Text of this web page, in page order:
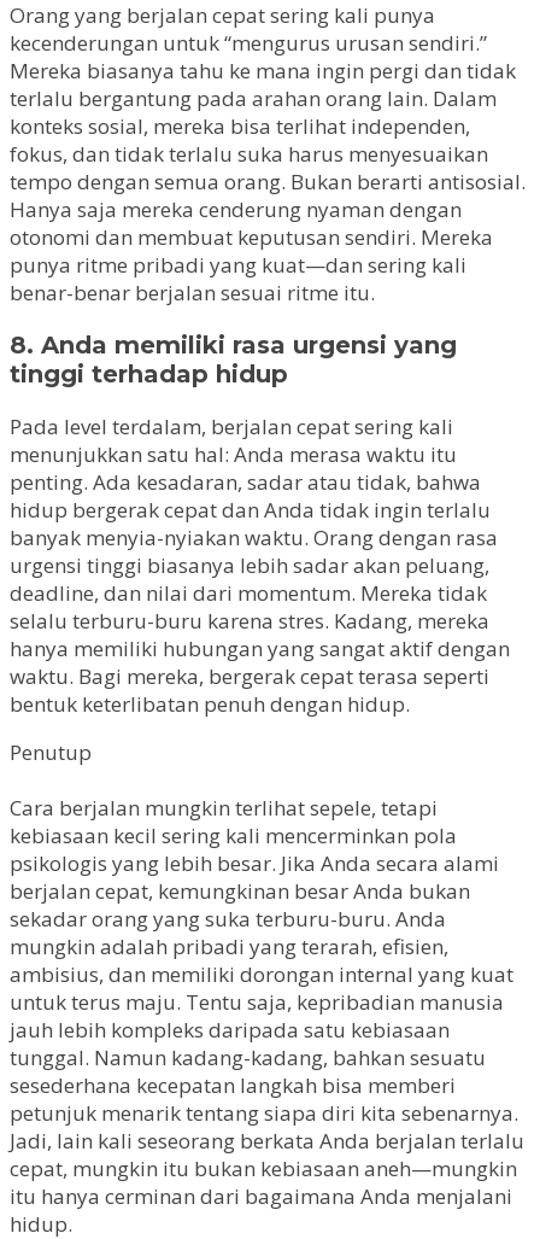
Orang yang berjalan cepat sering kali punya
kecenderungan untuk “mengurus urusan sendiri.”
Mereka biasanya tahu ke mana ingin pergi dan tidak
terlalu bergantung pada arahan orang lain. Dalam
konteks sosial, mereka bisa terlihat independen,
fokus, dan tidak terlalu suka harus menyesuaikan
tempo dengan semua orang. Bukan berarti antisosial.
Hanya saja mereka cenderung nyaman dengan
otonomi dan membuat keputusan sendiri. Mereka
punya ritme pribadi yang kuat—dan sering kali
benar-benar berjalan sesuai ritme itu.
8. Anda memiliki rasa urgensi yang
tinggi terhadap hidup
Pada level terdalam, berjalan cepat sering kali
menunjukkan satu hal: Anda merasa waktu itu
penting. Ada kesadaran, sadar atau tidak, bahwa
hidup bergerak cepat dan Anda tidak ingin terlalu
banyak menyia-nyiakan waktu. Orang dengan rasa
urgensi tinggi biasanya lebih sadar akan peluang,
deadline, dan nilai dari momentum. Mereka tidak
selalu terburu-buru karena stres. Kadang, mereka
hanya memiliki hubungan yang sangat aktif dengan
waktu. Bagi mereka, bergerak cepat terasa seperti
bentuk keterlibatan penuh dengan hidup.
Penutup
Cara berjalan mungkin terlihat sepele, tetapi
kebiasaan kecil sering kali mencerminkan pola
psikologis yang lebih besar. Jika Anda secara alami
berjalan cepat, kemungkinan besar Anda bukan
sekadar orang yang suka terburu-buru. Anda
mungkin adalah pribadi yang terarah, efisien,
ambisius, dan memiliki dorongan internal yang kuat
untuk terus maju. Tentu saja, kepribadian manusia
jauh lebih kompleks daripada satu kebiasaan
tunggal. Namun kadang-kadang, bahkan sesuatu
sesederhana kecepatan langkah bisa memberi
petunjuk menarik tentang siapa diri kita sebenarnya.
Jadi, lain kali seseorang berkata Anda berjalan terlalu
cepat, mungkin itu bukan kebiasaan aneh—mungkin
itu hanya cerminan dari bagaimana Anda menjalani
hidup.